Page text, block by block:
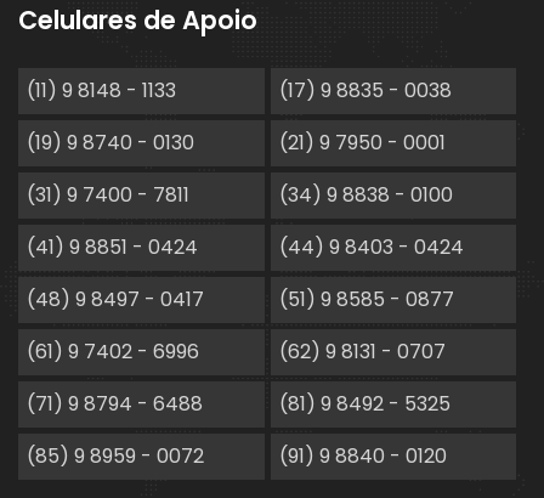
Celulares de Apoio
(11) 9 8148 - 1133
(17) 9 8835 - 0038
(19) 9 8740 - 0130
(21) 9 7950 - 0001
(31) 9 7400 - 7811
(34) 9 8838 - 0100
(41) 9 8851 - 0424
(44) 9 8403 - 0424
(48) 9 8497 - 0417
(51) 9 8585 - 0877
(61) 9 7402 - 6996
(62) 9 8131 - 0707
(71) 9 8794 - 6488
(81) 9 8492 - 5325
(85) 9 8959 - 0072
(91) 9 8840 - 0120